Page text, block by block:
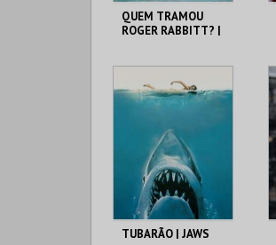
QUEM TRAMOU
ROGER RABBITT? |
MAIS INFO
COMPRAR
TUBARÃO | JAWS